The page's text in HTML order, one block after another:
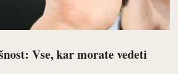
Vse, kar morate vedeti